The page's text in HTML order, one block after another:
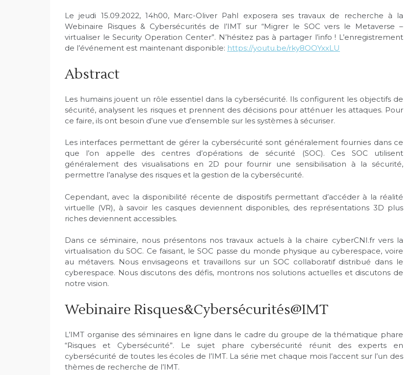
Le jeudi 15.09.2022, 14h00, Marc-Oliver Pahl exposera ses travaux de recherche à la
Webinaire Risques & Cybersécurités de l’IMT sur “Migrer le SOC vers le Metaverse –
virtualiser le Security Operation Center”. N’hésitez pas à partager l’info ! L’enregistrement
de l’événement est maintenant disponible: https://youtu.be/rky8OOYxxLU
Abstract
Les humains jouent un rôle essentiel dans la cybersécurité. Ils configurent les objectifs de
sécurité, analysent les risques et prennent des décisions pour atténuer les attaques. Pour
ce faire, ils ont besoin d’une vue d’ensemble sur les systèmes à sécuriser.
Les interfaces permettant de gérer la cybersécurité sont généralement fournies dans ce
que l’on appelle des centres d’opérations de sécurité (SOC). Ces SOC utilisent
généralement des visualisations en 2D pour fournir une sensibilisation à la sécurité,
permettre l’analyse des risques et la gestion de la cybersécurité.
Cependant, avec la disponibilité récente de dispositifs permettant d’accéder à la réalité
virtuelle (VR), à savoir les casques deviennent disponibles, des représentations 3D plus
riches deviennent accessibles.
Dans ce séminaire, nous présentons nos travaux actuels à la chaire cyberCNI.fr vers la
virtualisation du SOC. Ce faisant, le SOC passe du monde physique au cyberespace, voire
au métavers. Nous envisageons et travaillons sur un SOC collaboratif distribué dans le
cyberespace. Nous discutons des défis, montrons nos solutions actuelles et discutons de
notre vision.
Webinaire Risques&Cybersécurités@IMT
L’IMT organise des séminaires en ligne dans le cadre du groupe de la thématique phare
“Risques et Cybersécurité”. Le sujet phare cybersécurité réunit des experts en
cybersécurité de toutes les écoles de l’IMT. La série met chaque mois l’accent sur l’un des
thèmes de recherche de l’IMT.